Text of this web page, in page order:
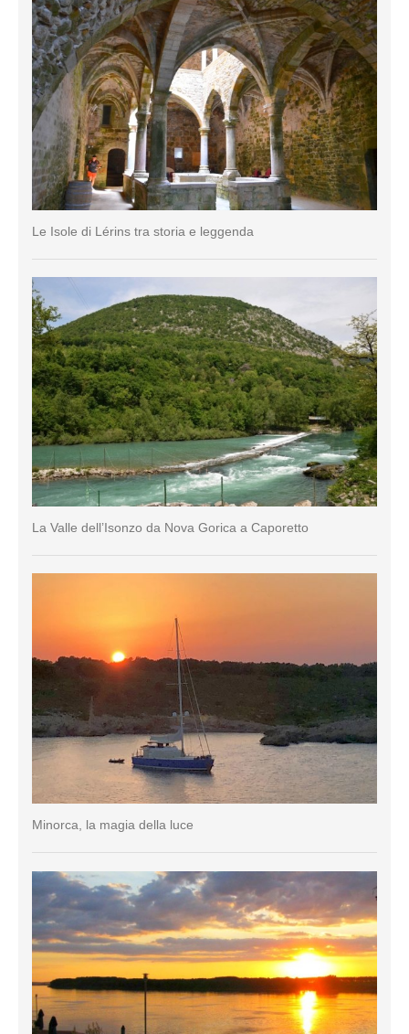
Le Isole di Lérins tra storia e leggenda
La Valle dell’Isonzo da Nova Gorica a Caporetto
Minorca, la magia della luce